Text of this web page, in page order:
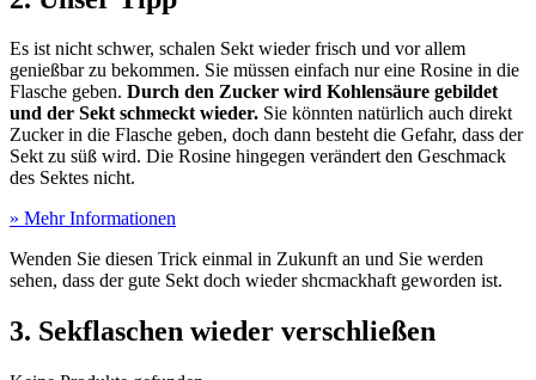
Es ist nicht schwer, schalen Sekt wieder frisch und vor allem
genießbar zu bekommen. Sie müssen einfach nur eine Rosine in die
Flasche geben. Durch den Zucker wird Kohlensäure gebildet
und der Sekt schmeckt wieder. Sie könnten natürlich auch direkt
Zucker in die Flasche geben, doch dann besteht die Gefahr, dass der
Sekt zu süß wird. Die Rosine hingegen verändert den Geschmack
des Sektes nicht.
» Mehr Informationen
Wenden Sie diesen Trick einmal in Zukunft an und Sie werden
sehen, dass der gute Sekt doch wieder shcmackhaft geworden ist.
3. Sekflaschen wieder verschließen